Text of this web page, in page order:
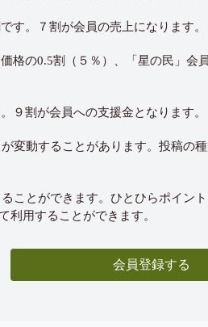
す。７割が会員の売上になります。
格の0.5割（５％）、「星の民」
９割が会員への支援金となります。
変動することがあります。投稿の
ことができます。ひとひらポイン
利用することができます。